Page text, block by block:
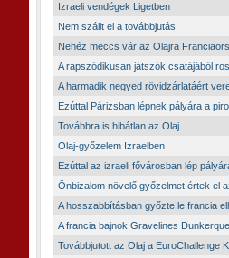
Izraeli vendégek Ligetben
Nem szállt el a továbbjutás
Nehéz meccs vár az Olajra
A rapszódikusan játszók csatájából
A harmadik negyed rövidzárlatáért
Ezúttal Párizsban lépnek pályára a
Továbbra is hibátlan az Olaj
Olaj-győzelem Izraelben
Ezúttal az izraeli fővárosban lép
Önbizalom növelő győzelmet értek el
A hosszabbításban győzte le francia
A francia bajnok Gravelines
Továbbjutott az Olaj a EuroChallenge